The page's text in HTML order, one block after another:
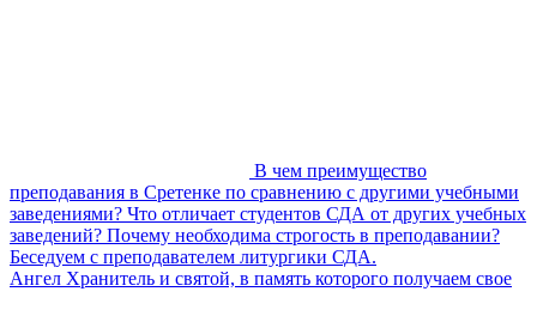
В чем преимущество
преподавания в Сретенке по сравнению с другими учебными
заведениями? Что отличает студентов СДА от других учебных
заведений? Почему необходима строгость в преподавании?
Беседуем с преподавателем литургики СДА.
Ангел Хранитель и святой, в память которого получаем свое